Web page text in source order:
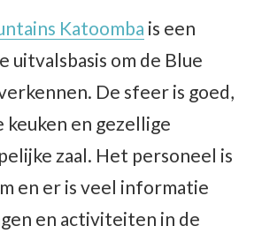
Katoomba is een
uitvalsbasis om de Blue
De sfeer is goed,
keuken en gezellige
zaal. Het personeel is
en er is veel informatie
en activiteiten in de